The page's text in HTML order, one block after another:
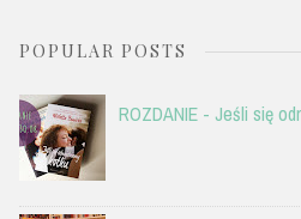
POPULAR POSTS
ROZDANIE - Jeśli się